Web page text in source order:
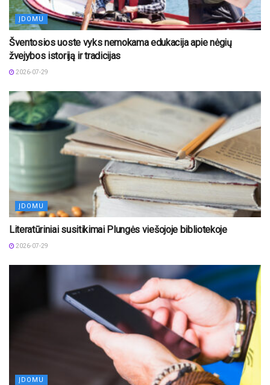
ĮDOMU
Šventosios uoste vyks nemokama edukacija apie nėgių
žvejybos istoriją ir tradicijas
2026-07-29
ĮDOMU
Literatūriniai susitikimai Plungės viešojoje bibliotekoje
2026-07-29
ĮDOMU